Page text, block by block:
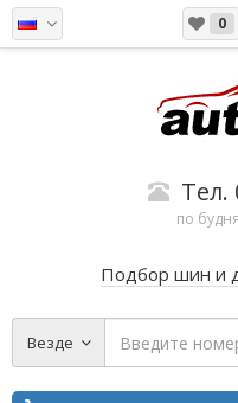
0
Тел.
по
Подбор шин и
Везде